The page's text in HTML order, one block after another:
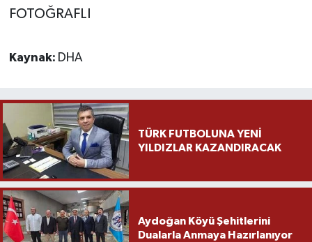
FOTOĞRAFLI
Kaynak: DHA
TÜRK FUTBOLUNA YENİ
YILDIZLAR KAZANDIRACAK
Aydoğan Köyü Şehitlerini
Dualarla Anmaya Hazırlanıyor